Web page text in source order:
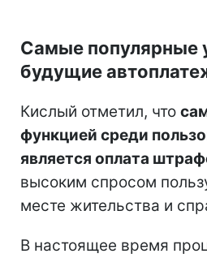
Самые популярные
будущие
Кислый отметил, что
функцией среди
является оплата
высоким спросом
месте жительства и
В настоящее время